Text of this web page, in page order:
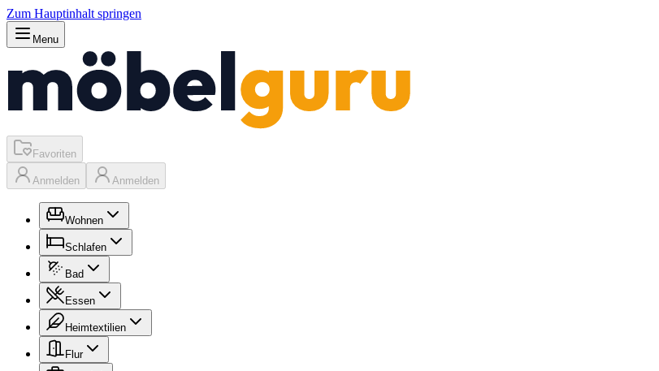
Zum Hauptinhalt springen
Menu
Favoriten
Anmelden Anmelden
Wohnen
Schlafen
Bad
Essen
Heimtextilien
Flur